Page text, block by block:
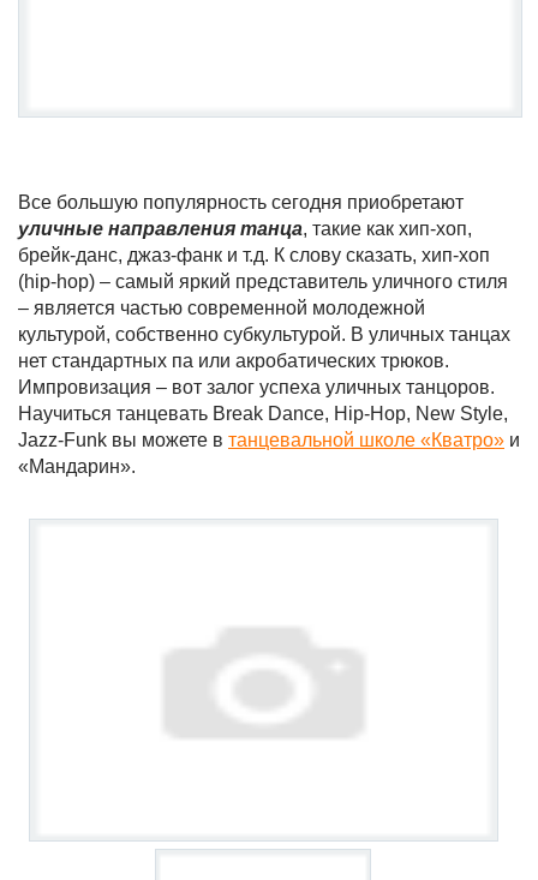
Все большую популярность сегодня приобретают
уличные направления танца, такие как хип-хоп,
брейк-данс, джаз-фанк и т.д. К слову сказать, хип-хоп
(hip-hop) – самый яркий представитель уличного стиля
– является частью современной молодежной
культурой, собственно субкультурой. В уличных танцах
нет стандартных па или акробатических трюков.
Импровизация – вот залог успеха уличных танцоров.
Научиться танцевать Break Dance, Hip-Hop, New Style,
Jazz-Funk вы можете в танцевальной школе «Кватро» и
«Мандарин».